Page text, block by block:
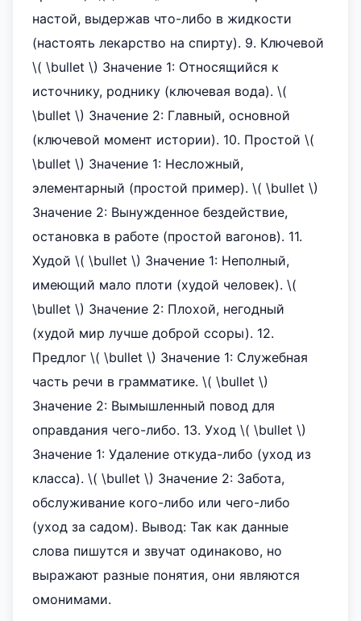
настой, выдержав что-либо в жидкости
(настоять лекарство на спирту). 9. Ключевой
\( \bullet \) Значение 1: Относящийся к
источнику, роднику (ключевая вода). \(
\bullet \) Значение 2: Главный, основной
(ключевой момент истории). 10. Простой \(
\bullet \) Значение 1: Несложный,
элементарный (простой пример). \( \bullet \)
Значение 2: Вынужденное бездействие,
остановка в работе (простой вагонов). 11.
Худой \( \bullet \) Значение 1: Неполный,
имеющий мало плоти (худой человек). \(
\bullet \) Значение 2: Плохой, негодный
(худой мир лучше доброй ссоры). 12.
Предлог \( \bullet \) Значение 1: Служебная
часть речи в грамматике. \( \bullet \)
Значение 2: Вымышленный повод для
оправдания чего-либо. 13. Уход \( \bullet \)
Значение 1: Удаление откуда-либо (уход из
класса). \( \bullet \) Значение 2: Забота,
обслуживание кого-либо или чего-либо
(уход за садом). Вывод: Так как данные
слова пишутся и звучат одинаково, но
выражают разные понятия, они являются
омонимами.